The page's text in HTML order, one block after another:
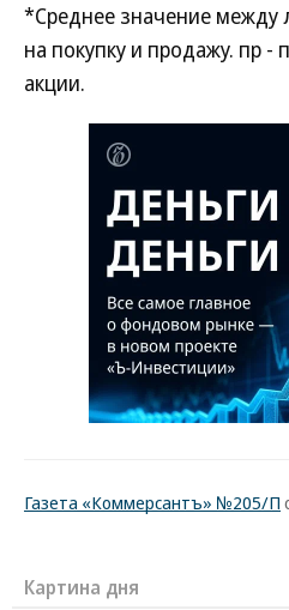
*Среднее значение между
на покупку и продажу. пр -
акции.
Газета «Коммерсантъ» №205/П
Картина дня